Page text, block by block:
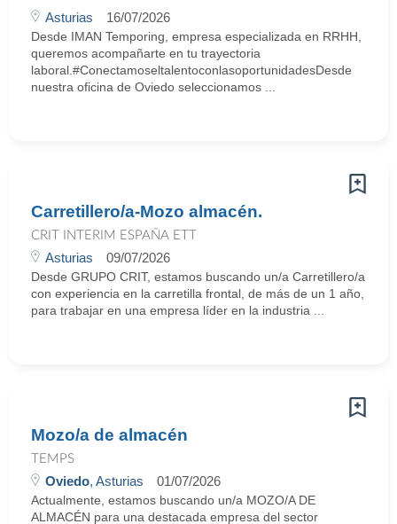
Asturias 16/07/2026
Desde IMAN Temporing, empresa especializada en RRHH,
queremos acompañarte en tu trayectoria
laboral.#ConectamoseltalentoconlasoportunidadesDesde
nuestra oficina de Oviedo seleccionamos ...
Carretillero/a-Mozo almacén.
CRIT INTERIM ESPAÑA ETT
Asturias 09/07/2026
Desde GRUPO CRIT, estamos buscando un/a Carretillero/a
con experiencia en la carretilla frontal, de más de un 1 año,
para trabajar en una empresa líder en la industria ...
Mozo/a de almacén
TEMPS
Oviedo, Asturias 01/07/2026
Actualmente, estamos buscando un/a MOZO/A DE
ALMACÉN para una destacada empresa del sector